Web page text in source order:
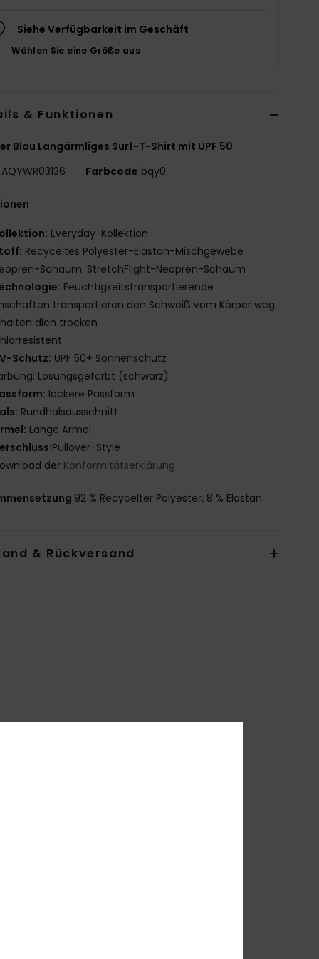
Siehe Verfügbarkeit im Geschäft
Wählen Sie eine Größe aus
& Funktionen
Blau Langärmliges Surf-T-Shirt mit UPF 50
AQYWR03136 Farbcode bqy0
Everyday-Kollektion
Recyceltes Polyester-Elastan-Mischgewebe
Schaum: StretchFlight-Neopren-Schaum
Feuchtigkeitstransportierende
transportieren den Schweiß vom Körper weg
dich trocken
Schutz: UPF 50+ Sonnenschutz
Lösungsgefärbt (schwarz)
lockere Passform
Rundhalsausschnitt
Lange Ärmel
Pullover-Style
der Konformitätserklärung
92 % Recycelter Polyester, 8 % Elastan
& Rückversand